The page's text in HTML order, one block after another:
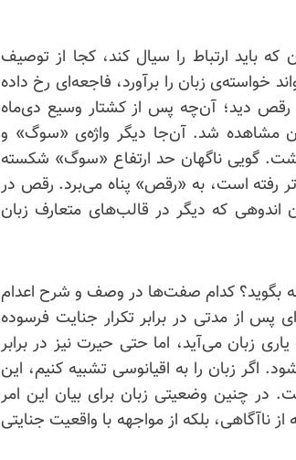
باید ارتباط را سیال کند، کجا از توصیف
خواسته‌ی زبان را برآورد، فاجعه‌ای رخ داده
دید؛ آن‌چه پس از کشتار وسیع دی‌ماه
مشاهده شد. آن‌جا دیگر واژه‌ی «سوگ» و
گویی ناگهان حد ارتفاع «سوگ» شکسته
رفته است، به «رقص» پناه می‌برد. رقص در
اندوهی که دیگر در قالب‌های متعارف زبان
چه بگوید؟ کدام صفت‌ها در وصف و شرح اعدام
پس از مدتی در برابر تکرار جنایت فرسوده
زبان می‌آید، اما حتی حیرت نیز در برابر
اگر زبان را به اقیانوسی تشبیه کنیم، این
در چنین وضعیتی زبان برای بیان این امر
ناآگاهی، بلکه از مواجهه با واقعیت جنایتی